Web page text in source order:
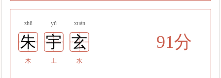
zhū yǔ xuán
朱 宇 玄
木 土 水
91分